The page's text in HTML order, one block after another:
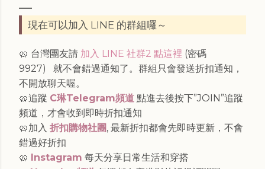
現在可以加入 LINE 的群組囉～
🥨 台灣團友請 加入 LINE 社群2 點這裡 (密碼
9927)
就不會錯過通知了。群組只會發送折扣通知，
不開放聊天喔。
🥨追蹤 C琳Telegram頻道 點進去後按下”JOIN”追蹤
頻道，才會收到即時折扣通知
🥨加入 折扣購物社團, 最新折扣都會先即時更新，不會
錯過好折扣
🥨 Instagram 每天分享日常生活和穿搭